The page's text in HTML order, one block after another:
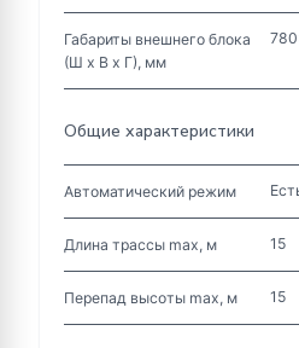
Габариты внешнего блока
(Ш х В х Г), мм
Общие характеристики
Автоматический режим
Длина трассы max, м 15
Перепад высоты max, м 15